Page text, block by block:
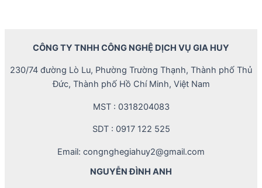
CÔNG TY TNHH CÔNG NGHỆ DỊCH VỤ GIA HUY
230/74 đường Lò Lu, Phường Trường Thạnh, Thành phố Thủ
Đức, Thành phố Hồ Chí Minh, Việt Nam
MST : 0318204083
SDT : 0917 122 525
Email: congnghegiahuy2@gmail.com
NGUYỄN ĐÌNH ANH